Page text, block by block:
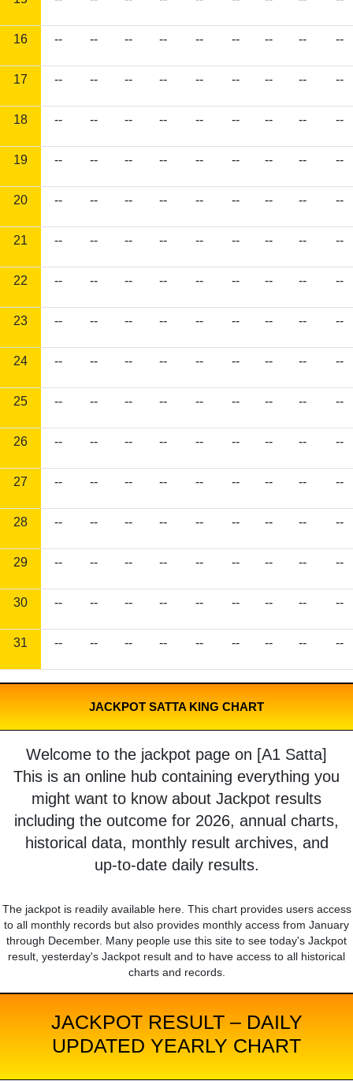
16 -- -- -- -- -- -- -- -- --
17 -- -- -- -- -- -- -- -- --
18 -- -- -- -- -- -- -- -- --
19 -- -- -- -- -- -- -- -- --
20 -- -- -- -- -- -- -- -- --
21 -- -- -- -- -- -- -- -- --
22 -- -- -- -- -- -- -- -- --
23 -- -- -- -- -- -- -- -- --
24 -- -- -- -- -- -- -- -- --
25 -- -- -- -- -- -- -- -- --
26 -- -- -- -- -- -- -- -- --
27 -- -- -- -- -- -- -- -- --
28 -- -- -- -- -- -- -- -- --
29 -- -- -- -- -- -- -- -- --
30 -- -- -- -- -- -- -- -- --
31 -- -- -- -- -- -- -- -- --
JACKPOT SATTA KING CHART
Welcome to the jackpot page on [A1 Satta]
This is an online hub containing everything you
might want to know about Jackpot results
including the outcome for 2026, annual charts,
historical data, monthly result archives, and
up-to-date daily results.
The jackpot is readily available here. This chart provides users access
to all monthly records but also provides monthly access from January
through December. Many people use this site to see today's Jackpot
result, yesterday's Jackpot result and to have access to all historical
charts and records.
JACKPOT RESULT – DAILY
UPDATED YEARLY CHART